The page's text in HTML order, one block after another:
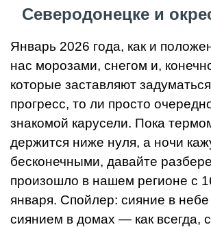
Северодонецке и
Январь 2026 года, как и
нас морозами, снегом и,
которые заставляют
прогресс, то ли просто
знакомой карусели. Пока
держится ниже нуля, а ночи
бесконечными, давайте
произошло в нашем регионе с
января. Спойлер: сияние в
сиянием в домах — как всегда,